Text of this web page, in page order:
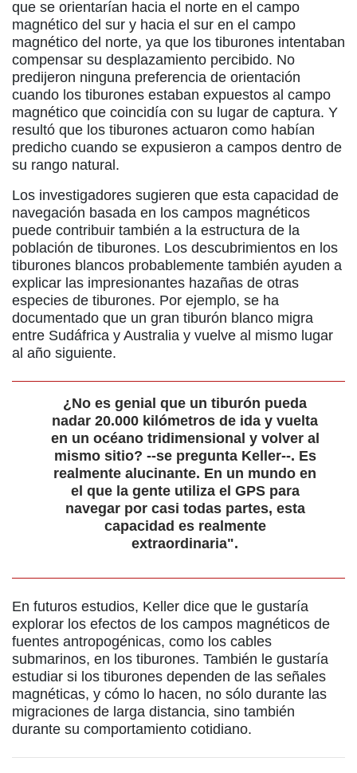
que se orientarían hacia el norte en el campo
magnético del sur y hacia el sur en el campo
magnético del norte, ya que los tiburones intentaban
compensar su desplazamiento percibido. No
predijeron ninguna preferencia de orientación
cuando los tiburones estaban expuestos al campo
magnético que coincidía con su lugar de captura. Y
resultó que los tiburones actuaron como habían
predicho cuando se expusieron a campos dentro de
su rango natural.
Los investigadores sugieren que esta capacidad de
navegación basada en los campos magnéticos
puede contribuir también a la estructura de la
población de tiburones. Los descubrimientos en los
tiburones blancos probablemente también ayuden a
explicar las impresionantes hazañas de otras
especies de tiburones. Por ejemplo, se ha
documentado que un gran tiburón blanco migra
entre Sudáfrica y Australia y vuelve al mismo lugar
al año siguiente.
¿No es genial que un tiburón pueda
nadar 20.000 kilómetros de ida y vuelta
en un océano tridimensional y volver al
mismo sitio? --se pregunta Keller--. Es
realmente alucinante. En un mundo en
el que la gente utiliza el GPS para
navegar por casi todas partes, esta
capacidad es realmente
extraordinaria".
En futuros estudios, Keller dice que le gustaría
explorar los efectos de los campos magnéticos de
fuentes antropogénicas, como los cables
submarinos, en los tiburones. También le gustaría
estudiar si los tiburones dependen de las señales
magnéticas, y cómo lo hacen, no sólo durante las
migraciones de larga distancia, sino también
durante su comportamiento cotidiano.